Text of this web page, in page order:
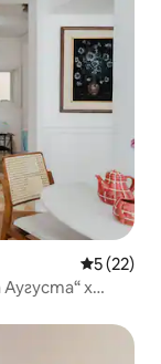
Средна
5 (22)
Аугуста“ x